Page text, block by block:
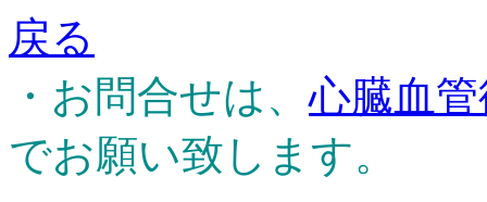
戻る
・お問合せは、心臓血
でお願い致します。